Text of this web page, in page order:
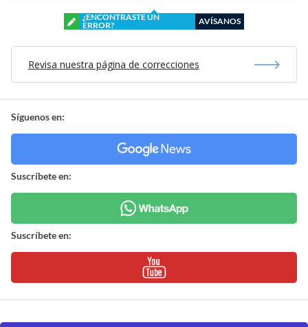
¿ENCONTRASTE UN
ERROR?
AVÍSANOS
Revisa nuestra página de correcciones
Síguenos en:
Suscríbete en:
Suscríbete en: